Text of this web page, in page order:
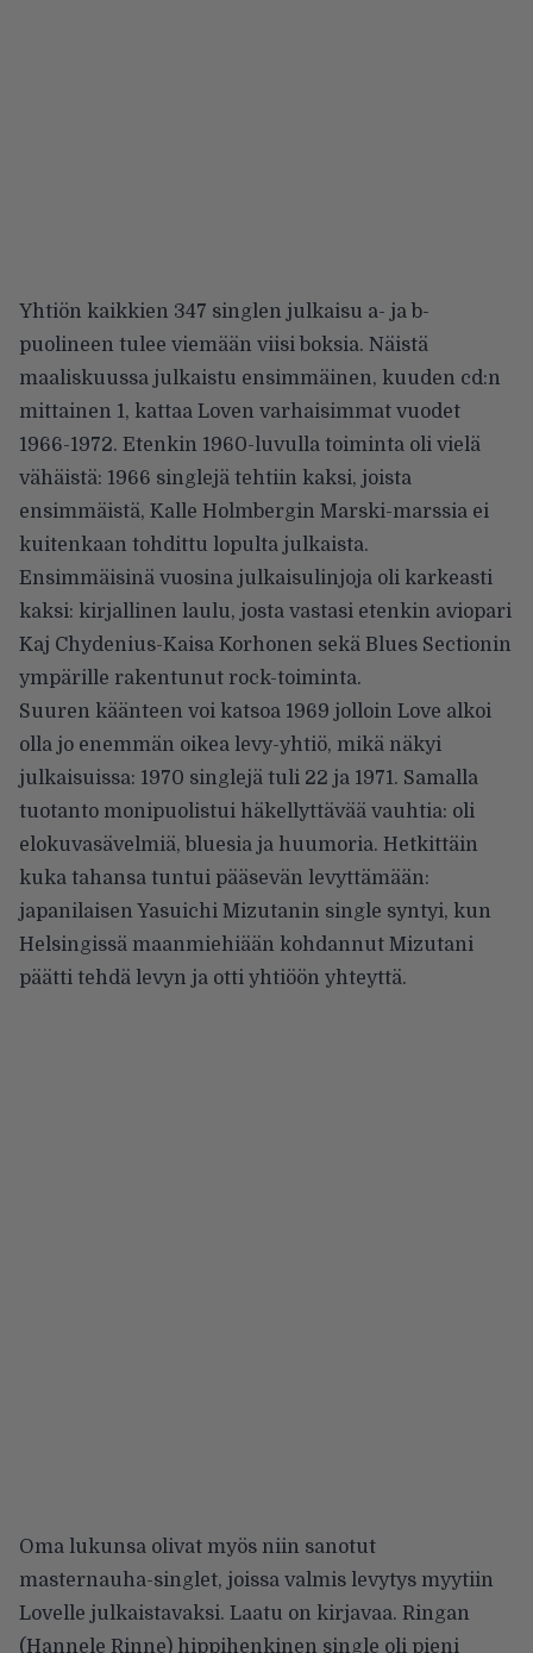
Yhtiön kaikkien 347 singlen julkaisu a- ja b-
puolineen tulee viemään viisi boksia. Näistä
maaliskuussa julkaistu ensimmäinen, kuuden cd:n
mittainen 1, kattaa Loven varhaisimmat vuodet
1966-1972. Etenkin 1960-luvulla toiminta oli vielä
vähäistä: 1966 singlejä tehtiin kaksi, joista
ensimmäistä, Kalle Holmbergin Marski-marssia ei
kuitenkaan tohdittu lopulta julkaista.
Ensimmäisinä vuosina julkaisulinjoja oli karkeasti
kaksi: kirjallinen laulu, josta vastasi etenkin aviopari
Kaj Chydenius-Kaisa Korhonen sekä Blues Sectionin
ympärille rakentunut rock-toiminta.
Suuren käänteen voi katsoa 1969 jolloin Love alkoi
olla jo enemmän oikea levy-yhtiö, mikä näkyi
julkaisuissa: 1970 singlejä tuli 22 ja 1971. Samalla
tuotanto monipuolistui häkellyttävää vauhtia: oli
elokuvasävelmiä, bluesia ja huumoria. Hetkittäin
kuka tahansa tuntui pääsevän levyttämään:
japanilaisen Yasuichi Mizutanin single syntyi, kun
Helsingissä maanmiehiään kohdannut Mizutani
päätti tehdä levyn ja otti yhtiöön yhteyttä.
Oma lukunsa olivat myös niin sanotut
masternauha-singlet, joissa valmis levytys myytiin
Lovelle julkaistavaksi. Laatu on kirjavaa. Ringan
(Hannele Rinne) hippihenkinen single oli pieni